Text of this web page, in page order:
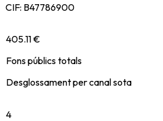
CIF: B47786900
405.11 €
Fons públics totals
Desglossament per canal sota
4